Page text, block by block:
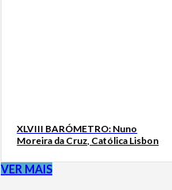
XLVIII BARÓMETRO: Nuno
Moreira da Cruz, Católica Lisbon
VER MAIS